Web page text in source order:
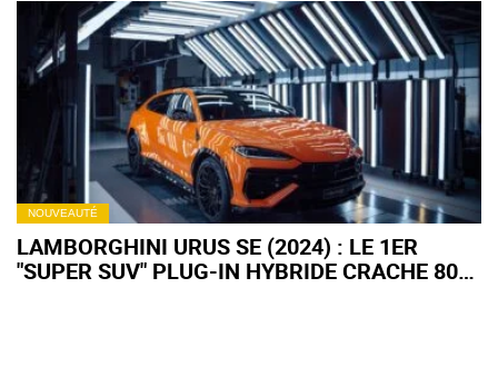
NOUVEAUTÉ
LAMBORGHINI URUS SE (2024) : LE 1ER
"SUPER SUV" PLUG-IN HYBRIDE CRACHE 800